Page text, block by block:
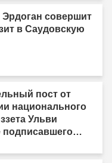
совершит
в Саудовскую
пост от
национального
Ульви
подписавшего
и она тоже